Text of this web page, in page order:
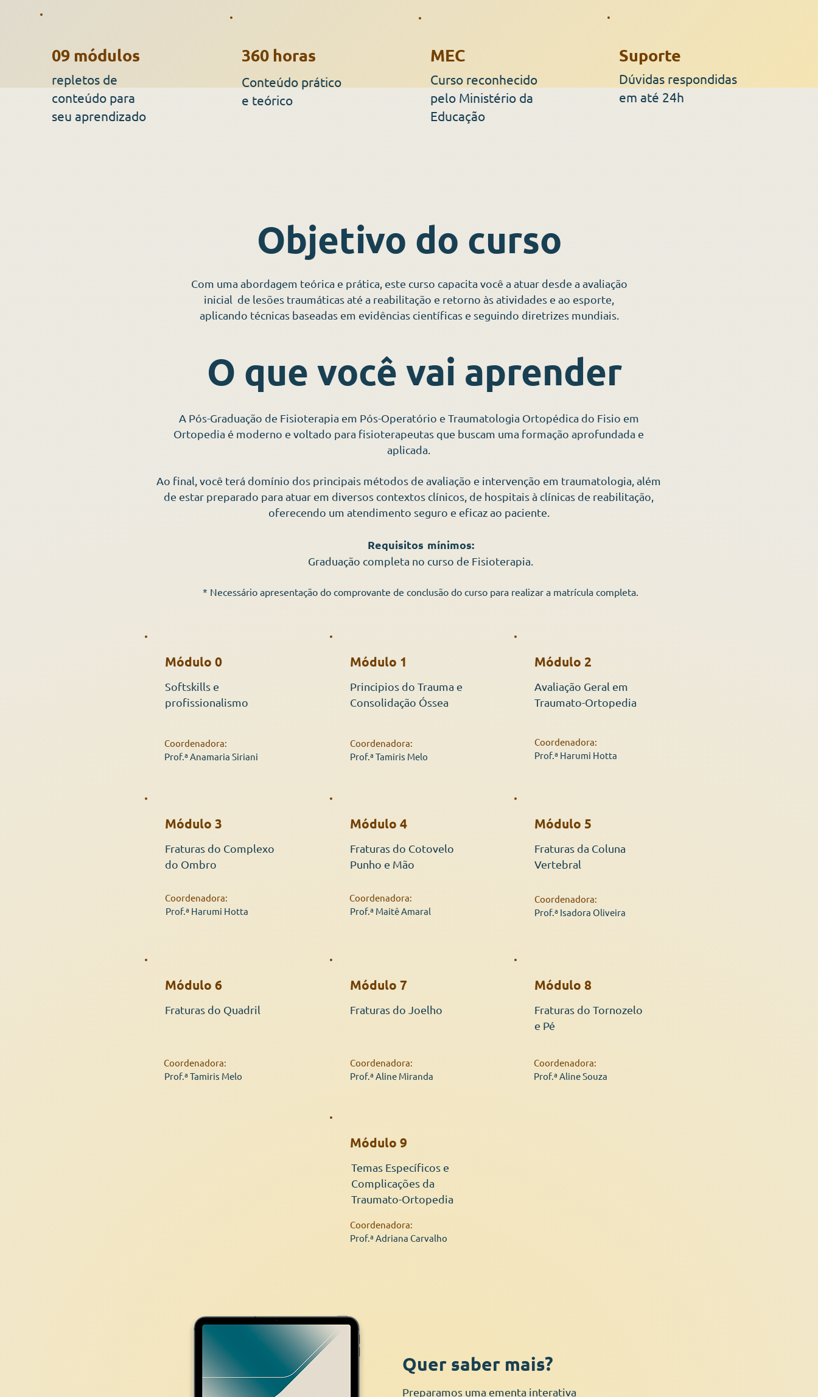
09 módulos
repletos de
conteúdo para
seu aprendizado
360 horas
Conteúdo prático
e teórico
MEC
Curso reconhecido
pelo Ministério da
Educação
Suporte
Dúvidas respondidas
em até 24h
Objetivo do curso
Com uma abordagem teórica e prática, este curso capacita você a atuar desde a avaliação
inicial de lesões traumáticas até a reabilitação e retorno às atividades e ao esporte,
aplicando técnicas baseadas em evidências científicas e seguindo diretrizes mundiais.
O que você vai aprender
A Pós-Graduação de Fisioterapia em Pós-Operatório e Traumatologia Ortopédica do Fisio em
Ortopedia é moderno e voltado para fisioterapeutas que buscam uma formação aprofundada e
aplicada.
Ao final, você terá domínio dos principais métodos de avaliação e intervenção em traumatologia, além
de estar preparado para atuar em diversos contextos clínicos, de hospitais à clínicas de reabilitação,
oferecendo um atendimento seguro e eficaz ao paciente.
Requisitos mínimos:
Graduação completa no curso de Fisioterapia.
* Necessário apresentação do comprovante de conclusão do curso para realizar a matrícula completa.
Módulo 0
Softskills e
profissionalismo
Coordenadora:
Prof.ª Anamaria Siriani
Módulo 1
Principios do Trauma e
Consolidação Óssea
Coordenadora:
Prof.ª Tamiris Melo
Módulo 2
Avaliação Geral em
Traumato-Ortopedia
Coordenadora:
Prof.ª Harumi Hotta
Módulo 3
Fraturas do Complexo
do Ombro
Coordenadora:
Prof.ª Harumi Hotta
Módulo 4
Fraturas do Cotovelo
Punho e Mão
Coordenadora:
Prof.ª Maitê Amaral
Módulo 5
Fraturas da Coluna
Vertebral
Coordenadora:
Prof.ª Isadora Oliveira
Módulo 6
Fraturas do Quadril
Coordenadora:
Prof.ª Tamiris Melo
Módulo 7
Fraturas do Joelho
Coordenadora:
Prof.ª Aline Miranda
Módulo 8
Fraturas do Tornozelo
e Pé
Coordenadora:
Prof.ª Aline Souza
Módulo 9
Temas Específicos e
Complicações da
Traumato-Ortopedia
Coordenadora:
Prof.ª Adriana Carvalho
Quer saber mais?
Preparamos uma ementa interativa